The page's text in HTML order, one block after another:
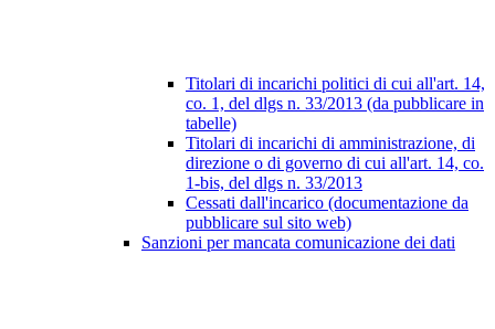
Titolari di incarichi politici di cui all'art. 14,
co. 1, del dlgs n. 33/2013 (da pubblicare in
tabelle)
Titolari di incarichi di amministrazione, di
direzione o di governo di cui all'art. 14, co.
1-bis, del dlgs n. 33/2013
Cessati dall'incarico (documentazione da
pubblicare sul sito web)
Sanzioni per mancata comunicazione dei dati